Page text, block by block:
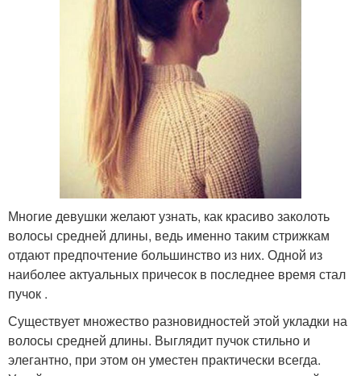
Многие девушки желают узнать, как красиво заколоть
волосы средней длины, ведь именно таким стрижкам
отдают предпочтение большинство из них. Одной из
наиболее актуальных причесок в последнее время стал
пучок .
Существует множество разновидностей этой укладки на
волосы средней длины. Выглядит пучок стильно и
элегантно, при этом он уместен практически всегда.